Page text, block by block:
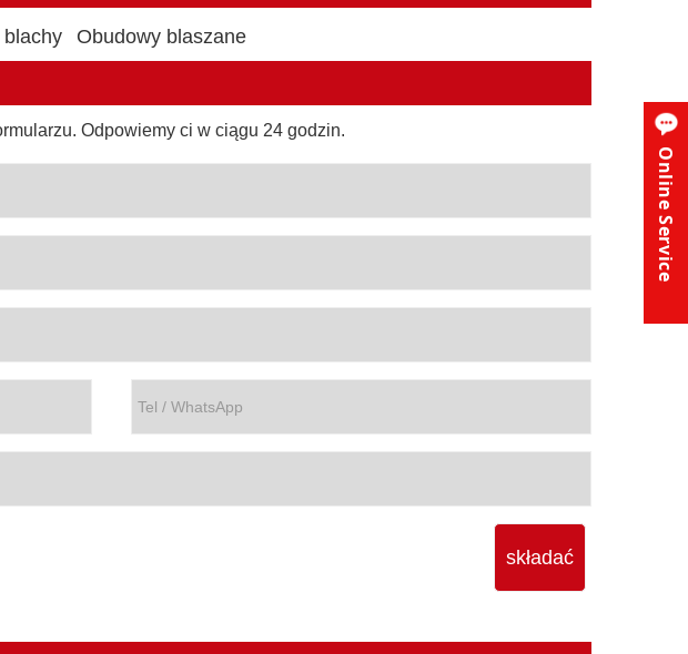
blachy Obudowy blaszane
Odpowiemy ci w ciągu 24 godzin.
składać
Online Service